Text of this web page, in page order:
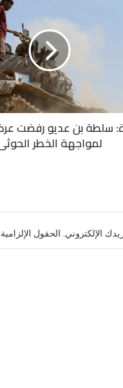
سلطة بن عديو رفضت
لمواجهة الخطر
الإلكتروني. الحقول